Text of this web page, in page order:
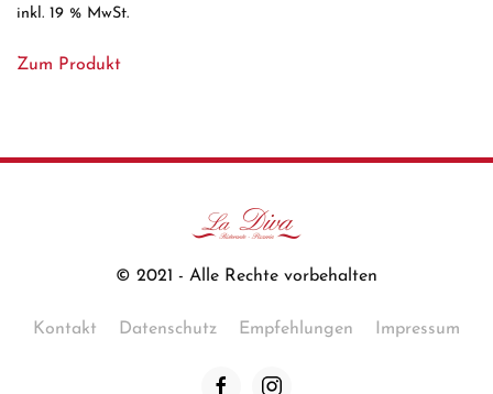
inkl. 19 % MwSt.
Zum Produkt
© 2021 - Alle Rechte vorbehalten
Kontakt Datenschutz Empfehlungen Impressum